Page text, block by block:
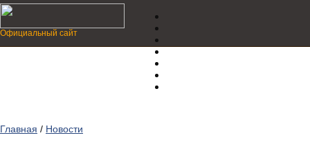
Официальный сайт
Главная / Новости